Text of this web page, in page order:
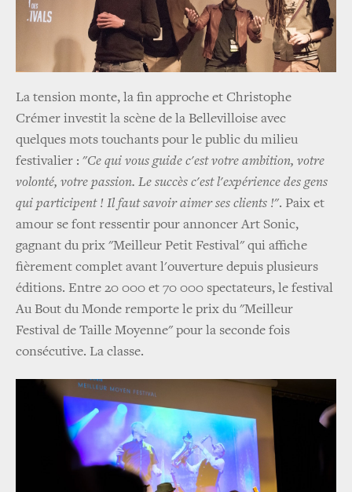
La tension monte, la fin approche et Christophe
Crémer investit la scène de la Bellevilloise avec
quelques mots touchants pour le public du milieu
festivalier : "Ce qui vous guide c'est votre ambition, votre
volonté, votre passion. Le succès c'est l'expérience des gens
qui participent ! Il faut savoir aimer ses clients !". Paix et
amour se font ressentir pour annoncer Art Sonic,
gagnant du prix "Meilleur Petit Festival" qui affiche
fièrement complet avant l'ouverture depuis plusieurs
éditions. Entre 20 000 et 70 000 spectateurs, le festival
Au Bout du Monde remporte le prix du "Meilleur
Festival de Taille Moyenne" pour la seconde fois
consécutive. La classe.